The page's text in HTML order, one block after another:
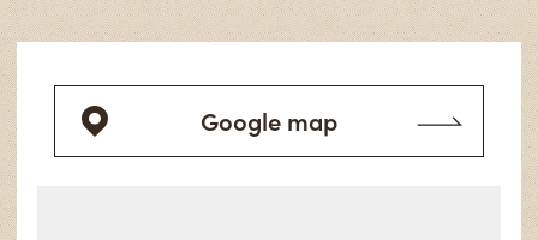
Google map